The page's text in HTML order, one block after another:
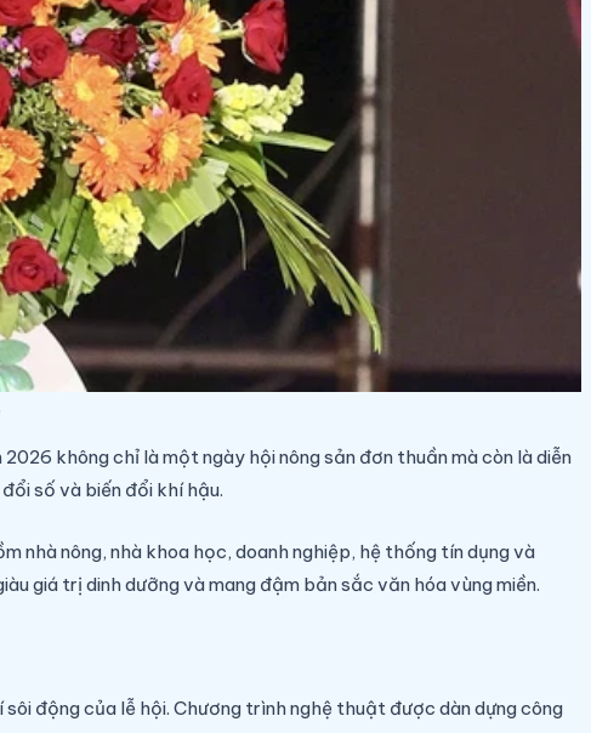
không chỉ là một ngày hội nông sản đơn thuần mà còn là diễn
số và biến đổi khí hậu.
nhà nông, nhà khoa học, doanh nghiệp, hệ thống tín dụng và
giá trị dinh dưỡng và mang đậm bản sắc văn hóa vùng miền.
động của lễ hội. Chương trình nghệ thuật được dàn dựng công